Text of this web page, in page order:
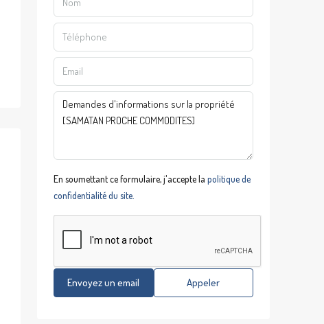
En soumettant ce formulaire, j'accepte la politique de
confidentialité du site.
Envoyez un email Appeler